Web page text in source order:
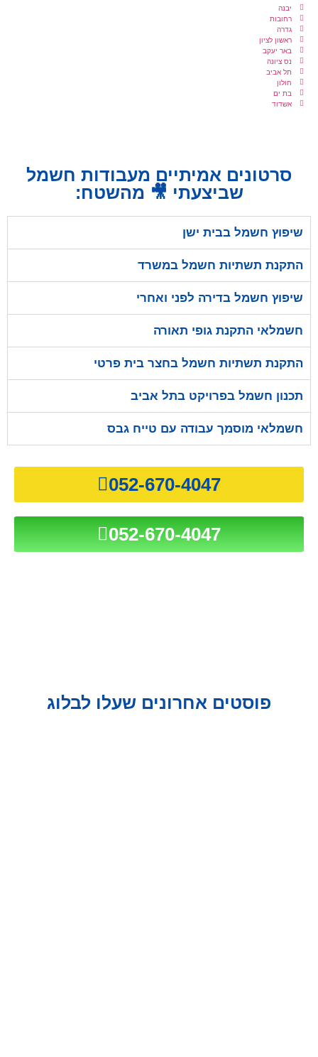
יבנה
רחובות
גדרה
ראשון לציון
באר יעקב
נס ציונה
תל אביב
חולון
בת ים
אשדוד
סרטונים אמיתיים מעבודות חשמל
שביצעתי 🎥 מהשטח:
שיפוץ חשמל בבית ישן
התקנת תשתיות חשמל במשרד
שיפוץ חשמל בדירה לפני ואחרי
חשמלאי התקנת גופי תאורה
התקנת תשתיות חשמל בחצר בית פרטי
תכנון חשמל בפרויקט בתל אביב
חשמלאי מוסמך עבודה עם טייח גבס
052-670-4047
052-670-4047
פוסטים אחרונים שעלו לבלוג